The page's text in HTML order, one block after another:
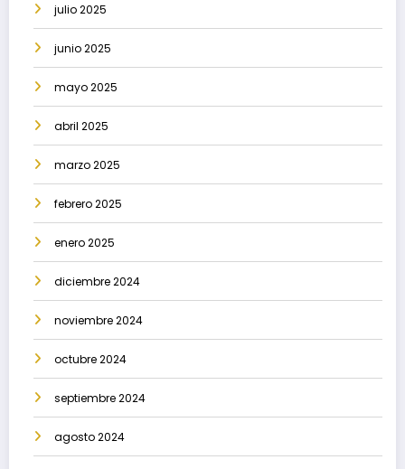
julio 2025
junio 2025
mayo 2025
abril 2025
marzo 2025
febrero 2025
enero 2025
diciembre 2024
noviembre 2024
octubre 2024
septiembre 2024
agosto 2024